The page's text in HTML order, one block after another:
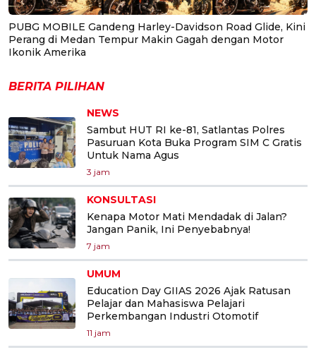
PUBG MOBILE Gandeng Harley-Davidson Road Glide, Kini
Perang di Medan Tempur Makin Gagah dengan Motor
Ikonik Amerika
BERITA PILIHAN
NEWS
Sambut HUT RI ke-81, Satlantas Polres
Pasuruan Kota Buka Program SIM C Gratis
Untuk Nama Agus
3 jam
KONSULTASI
Kenapa Motor Mati Mendadak di Jalan?
Jangan Panik, Ini Penyebabnya!
7 jam
UMUM
Education Day GIIAS 2026 Ajak Ratusan
Pelajar dan Mahasiswa Pelajari
Perkembangan Industri Otomotif
11 jam